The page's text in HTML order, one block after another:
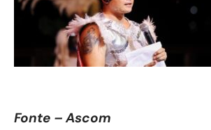
Fonte – Ascom